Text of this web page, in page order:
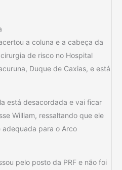
a coluna e a cabeça da
de risco no Hospital
Duque de Caxias, e está
está desacordada e vai ficar
William, ressaltando que ele
para o Arco
pelo posto da PRF e não foi